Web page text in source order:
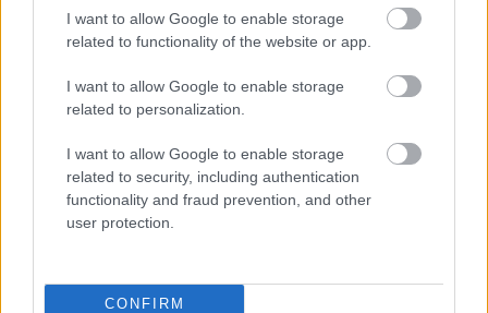
I want to allow Google to enable storage
related to functionality of the website or app.
I want to allow Google to enable storage
related to personalization.
I want to allow Google to enable storage
related to security, including authentication
functionality and fraud prevention, and other
user protection.
CONFIRM
Super Mario beköltözik a Gmailbe
hírbehozó•2009. szeptember 04.
Talán a leggeekebb Gmail téma a Terminal óta. Az
(Settings/Themes/High Score alatt lehet rátalálni a
levelezőtökben.) Ha már itt tartunk: ti milyen Gmail-
témát használtok mostanában? Még mindig a Tree a
nyerő?
Neon.hu: yet another portal?